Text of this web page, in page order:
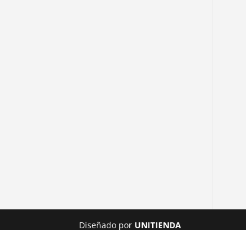
Diseñado por UNITIENDA